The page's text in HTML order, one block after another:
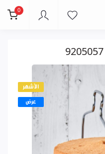
0
الأشهر
عرض